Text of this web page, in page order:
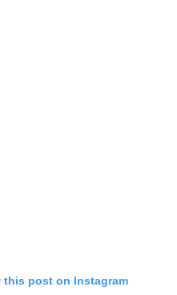
this post on Instagram